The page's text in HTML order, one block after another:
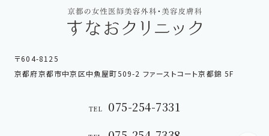
〒604-8125
京都府京都市中京区中魚屋町509-2 ファーストコート京都錦 5F
TEL 075-254-7331